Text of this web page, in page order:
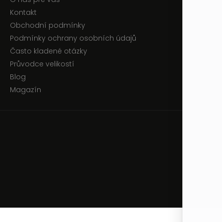
Kontakt
Obchodní podmínky
Podmínky ochrany osobních údajů
Často kladené otázky
Průvodce velikostí
Blog
Magazín